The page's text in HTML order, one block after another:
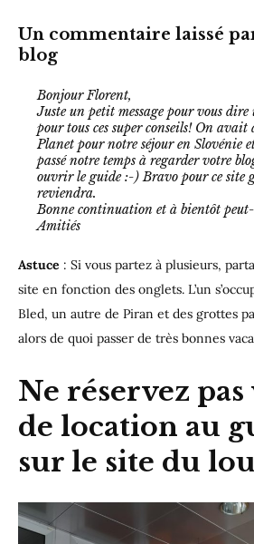
Un commentaire laissé
blog
Bonjour Florent,
Juste un petit message pour vous
pour tous ces super conseils! On avait
Planet pour notre séjour en Slovénie
passé notre temps à regarder votre
ouvrir le guide :-) Bravo pour ce site
reviendra.
Bonne continuation et à bientôt
Amitiés
Astuce : Si vous partez à plusieurs,
site en fonction des onglets. L’un
Bled, un autre de Piran et des grottes
alors de quoi passer de très bonnes
Ne réservez
de location au
sur le site du